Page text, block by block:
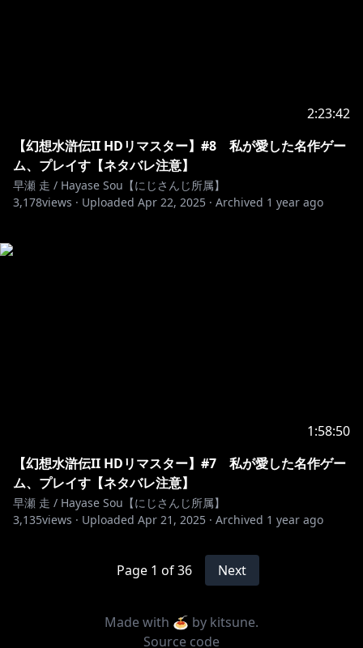
2:23:42
【幻想水滸伝II HDリマスター】#8 私が愛した名作ゲー
ム、プレイす【ネタバレ注意】
早瀬 走 / Hayase Sou【にじさんじ所属】
3,178views · Uploaded Apr 22, 2025 · Archived 1 year ago
1:58:50
【幻想水滸伝II HDリマスター】#7 私が愛した名作ゲー
ム、プレイす【ネタバレ注意】
早瀬 走 / Hayase Sou【にじさんじ所属】
3,135views · Uploaded Apr 21, 2025 · Archived 1 year ago
Page 1 of36 Next
Made with 🍝 by kitsune.
Source code